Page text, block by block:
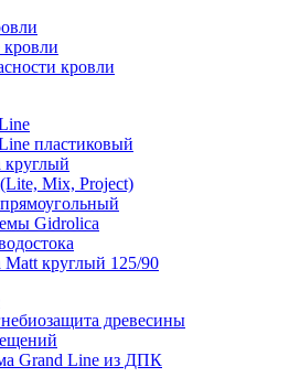
кровли
пластиковый
круглый
Mix, Project)
Gidrolica
Matt круглый 125/90
древесины
Grand Line из ДПК